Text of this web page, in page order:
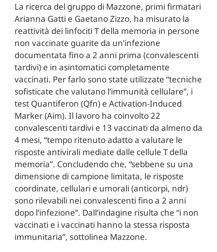
La ricerca del gruppo di Mazzone, primi firmatari
Arianna Gatti e Gaetano Zizzo, ha misurato la
reattività dei linfociti T della memoria in persone
non vaccinate guarite da un’infezione
documentata fino a 2 anni prima (convalescenti
tardivi) e in asintomatici completamente
vaccinati. Per farlo sono state utilizzate “tecniche
sofisticate che valutano l’immunità cellulare”, i
test Quantiferon (Qfn) e Activation-Induced
Marker (Aim). Il lavoro ha coinvolto 22
convalescenti tardivi e 13 vaccinati da almeno da
4 mesi, “tempo ritenuto adatto a valutare le
risposte antivirali mediate dalle cellule T della
memoria”. Concludendo che, “sebbene su una
dimensione di campione limitata, le risposte
coordinate, cellulari e umorali (anticorpi, ndr)
sono rilevabili nei convalescenti fino a 2 anni
dopo l’infezione”. Dall’indagine risulta che “i non
vaccinati e i vaccinati hanno la stessa risposta
immunitaria”, sottolinea Mazzone.